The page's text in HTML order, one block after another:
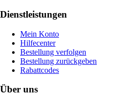
Dienstleistungen
Mein Konto
Hilfecenter
Bestellung verfolgen
Bestellung zurückgeben
Rabattcodes
Über uns